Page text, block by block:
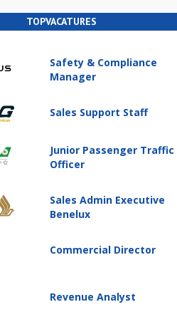
TOPVACATURES
Safety & Compliance
Manager
Sales Support Staff
Junior Passenger Traffic
Officer
Sales Admin Executive
Benelux
Commercial Director
Revenue Analyst